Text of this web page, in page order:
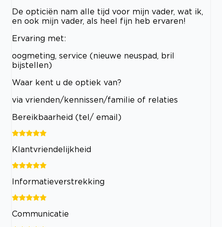
De opticiën nam alle tijd voor mijn vader, wat ik,
en ook mijn vader, als heel fijn heb ervaren!
Ervaring met:
oogmeting, service (nieuwe neuspad, bril
bijstellen)
Waar kent u de optiek van?
via vrienden/kennissen/familie of relaties
Bereikbaarheid (tel/ email)
Klantvriendelijkheid
Informatieverstrekking
Communicatie